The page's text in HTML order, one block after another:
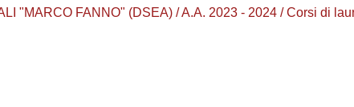
"MARCO FANNO" (DSEA) / A.A. 2023 - 2024 / Corsi di